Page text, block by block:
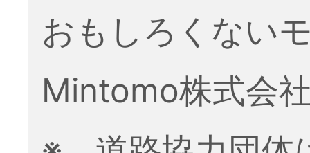
おもしろくない
Mintomo株式会